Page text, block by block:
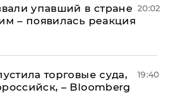
упавший в стране
– появилась реакция
20:02
торговые суда,
– Bloomberg
19:40